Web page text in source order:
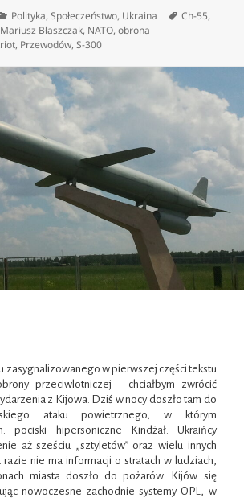
Kategorie
Polityka,Społeczeństwo, Ukraina Tagi
Ch-55,
Mariusz Błaszczak, NATO,obrona
, Przewodów,S-300
zasygnalizowanego w pierwszej części tekstu
przeciwlotniczej – chciałbym zwrócić
z Kijowa. Dziś w nocy doszło tam do
ataku powietrznego, w którym
pociski hipersoniczne Kindżał. Ukraińcy
aż sześciu „sztyletów” oraz wielu innych
nie ma informacji o stratach w ludziach,
miasta doszło do pożarów. Kijów się
nowoczesne zachodnie systemy OPL, w